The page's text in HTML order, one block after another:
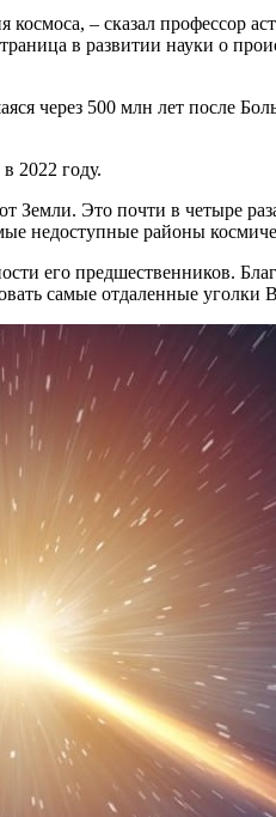
космоса, – сказал
в развитии науки о
через 500 млн лет после
2022 году.
Земли. Это почти в четыре
недоступные районы
его предшественников.
самые отдаленные